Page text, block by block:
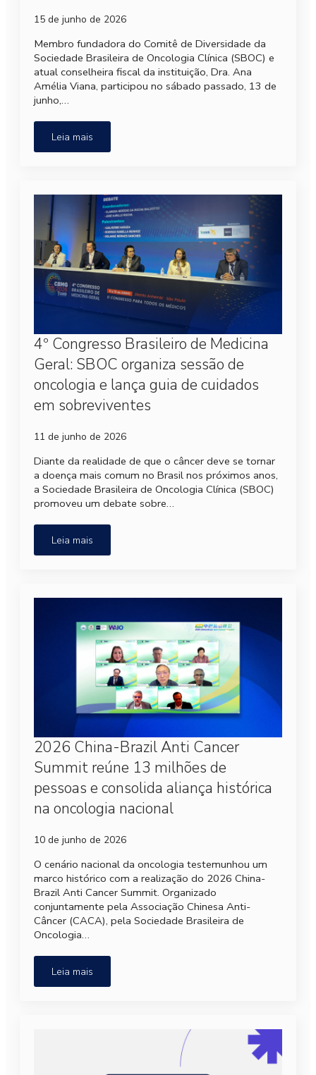
15 de junho de 2026
Membro fundadora do Comitê de Diversidade da
Sociedade Brasileira de Oncologia Clínica (SBOC) e
atual conselheira fiscal da instituição, Dra. Ana
Amélia Viana, participou no sábado passado, 13 de
junho,…
Leia mais
4º Congresso Brasileiro de Medicina
Geral: SBOC organiza sessão de
oncologia e lança guia de cuidados
em sobreviventes
11 de junho de 2026
Diante da realidade de que o câncer deve se tornar
a doença mais comum no Brasil nos próximos anos,
a Sociedade Brasileira de Oncologia Clínica (SBOC)
promoveu um debate sobre…
Leia mais
2026 China-Brazil Anti Cancer
Summit reúne 13 milhões de
pessoas e consolida aliança histórica
na oncologia nacional
10 de junho de 2026
O cenário nacional da oncologia testemunhou um
marco histórico com a realização do 2026 China-
Brazil Anti Cancer Summit. Organizado
conjuntamente pela Associação Chinesa Anti-
Câncer (CACA), pela Sociedade Brasileira de
Oncologia…
Leia mais